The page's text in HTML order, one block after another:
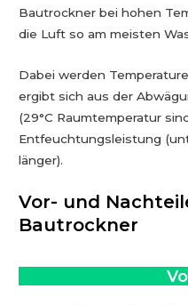
Bautrockner bei hohen
die Luft so am meisten
Dabei werden
ergibt sich aus der
(29°C Raumtemperatur
Entfeuchtungsleistung
länger).
Vor- und
Bautrockner